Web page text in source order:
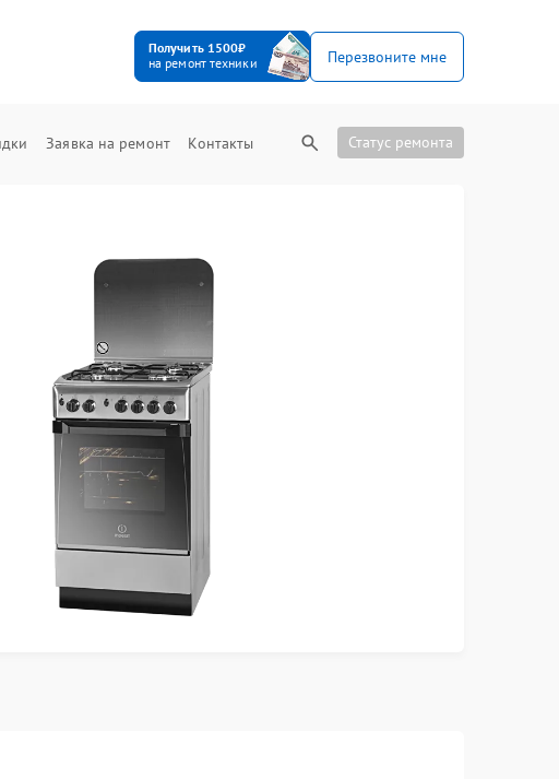
Получить 1500₽
на ремонт техники
Перезвоните мне
Заявка на ремонт Контакты Статус ремонта